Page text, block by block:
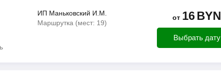
ИП Маньковский И.М.
Маршрутка (мест: 19)
от 16BYN
Выбрать дату